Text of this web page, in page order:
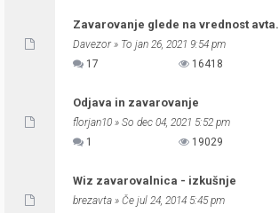
Zavarovanje glede na vrednost
Davezor» To jan 26, 2021 9:54 pm
17
16418
Odjava in zavarovanje
florjan10 » So dec 04, 2021 5:52 pm
1
19029
Wiz zavarovalnica - izkušnje
brezavta » Če jul 24, 2014 5:45 pm